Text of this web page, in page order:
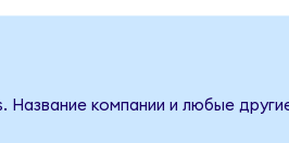
компании и любые